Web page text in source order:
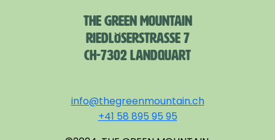
THE GREEN MOUNTAIN
RIEDLÖSERSTRASSE 7
CH-7302 LANDQUART
info@thegreenmountain.ch
+41 58 895 95 95